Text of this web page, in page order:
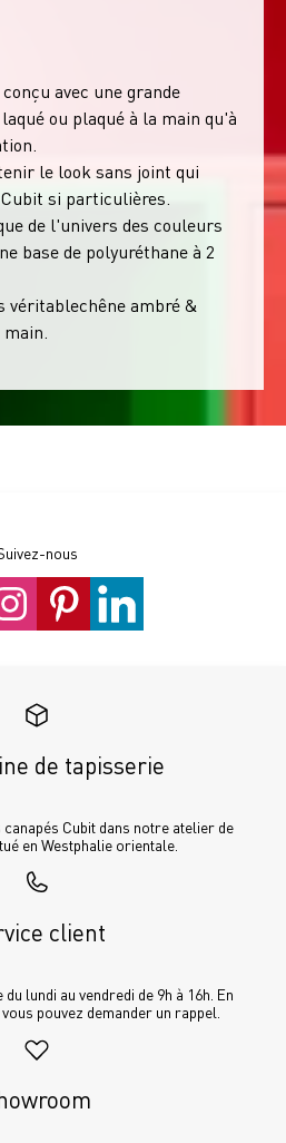
avec une grande
ou plaqué à la main qu'à
le look sans joint qui
si particulières.
de l'univers des couleurs
base de polyuréthane à 2
véritablechêne ambré &
nous
de tapisserie
Cubit dans notre atelier de
en Westphalie orientale.
client
lundi au vendredi de 9h à 16h. En
pouvez demander un rappel.